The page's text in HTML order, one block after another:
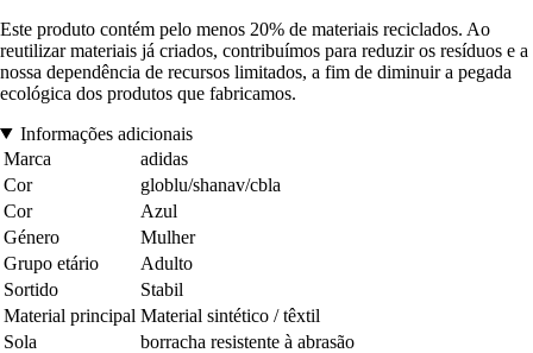
Este produto contém pelo menos 20% de materiais reciclados. Ao
reutilizar materiais já criados, contribuímos para reduzir os resíduos e a
nossa dependência de recursos limitados, a fim de diminuir a pegada
ecológica dos produtos que fabricamos.
Informações adicionais
Marca
adidas
Cor
globlu/shanav/cbla
Cor
Azul
Género
Mulher
Grupo etário
Adulto
Sortido
Stabil
Material principal Material sintético / têxtil
Sola
borracha resistente à abrasão